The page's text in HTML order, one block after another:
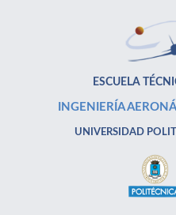
ESCUELA
INGENIERÍA
UNIVERSIDAD